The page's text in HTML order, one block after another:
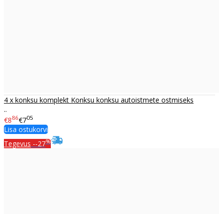
4 x konksu komplekt Konksu konksu autoistmete ostmiseks
..
€886€705
Lisa ostukorvi
Tegevus --27%